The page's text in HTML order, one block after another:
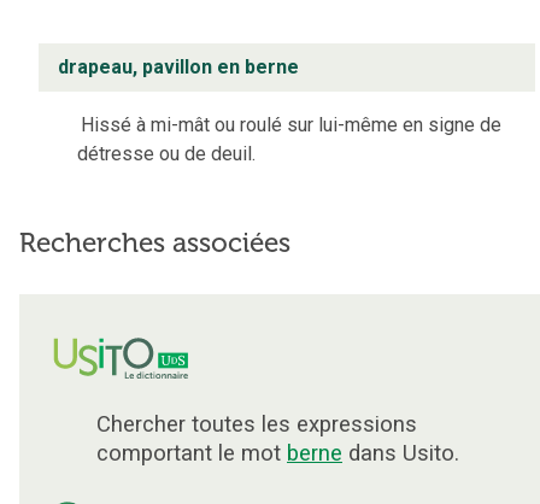
drapeau, pavillon en berne
Hissé à mi-mât ou roulé sur lui-même en signe de
détresse ou de deuil.
Recherches associées
Chercher toutes les expressions
comportant le mot berne dans Usito.